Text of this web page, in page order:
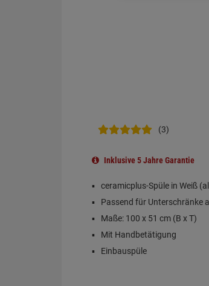
(3)
Inklusive 5 Jahre Garantie
ceramicplus-Spüle in Weiß
Passend für Unterschränke
Maße: 100 x 51 cm (B x T)
Mit Handbetätigung
Einbauspüle